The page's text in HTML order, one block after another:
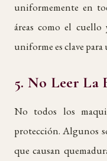
uniformemente en
áreas como el cuello
uniforme es clave
5. No Leer La
No todos los
protección. Algunos
que causan